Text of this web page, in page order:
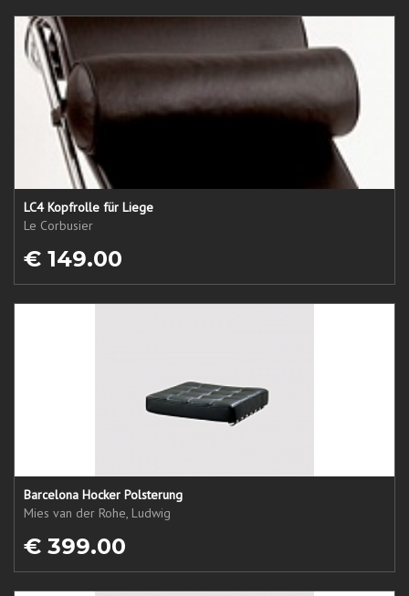
LC4 Kopfrolle für Liege
Le Corbusier
€ 149.00
Barcelona Hocker Polsterung
Mies van der Rohe, Ludwig
€ 399.00